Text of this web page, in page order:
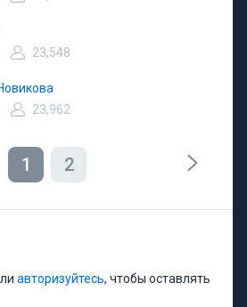
23,548
23,962
1 2
авторизуйтесь, чтобы оставлять